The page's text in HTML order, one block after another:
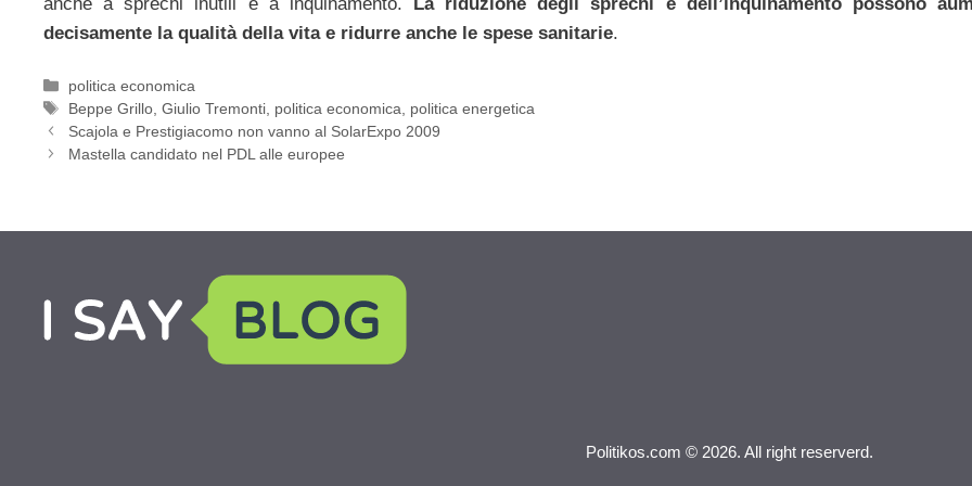
decisamente la qualità della vita e ridurre anche le spese sanitarie.
Categorie
politica economica
Tag
Beppe Grillo ,Giulio Tremonti politica economica
politica energetica
Scajola e Prestigiacomo non vanno al SolarExpo 2009
Mastella candidato nel PDL alle europee
Politikos.com © 2026. All right reserverd.